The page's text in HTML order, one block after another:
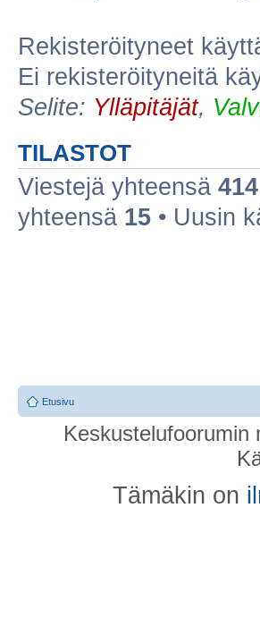
Rekisteröityneet
Ei rekisteröityneitä
Selite: Ylläpitäjät,
TILASTOT
Viestejä yhteensä 414
yhteensä 15 • Uusin
Etusivu
Tämäkin on